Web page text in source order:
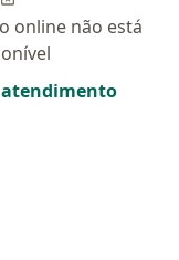
online não está